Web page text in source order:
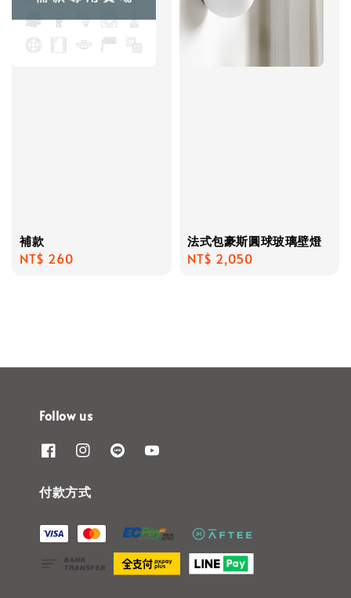
補款
Regular
NT$ 260
法式包豪斯圓球玻璃壁燈
Regular
NT$ 2,050
Follow us
付款方式